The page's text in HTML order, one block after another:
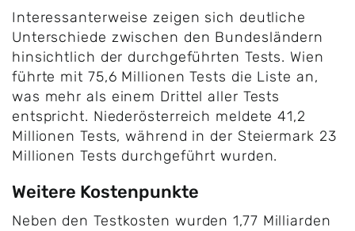
Interessanterweise zeigen sich deutliche
Unterschiede zwischen den Bundesländern
hinsichtlich der durchgeführten Tests. Wien
führte mit 75,6 Millionen Tests die Liste an,
was mehr als einem Drittel aller Tests
entspricht. Niederösterreich meldete 41,2
Millionen Tests, während in der Steiermark 23
Millionen Tests durchgeführt wurden.
Weitere Kostenpunkte
Neben den Testkosten wurden 1,77 Milliarden